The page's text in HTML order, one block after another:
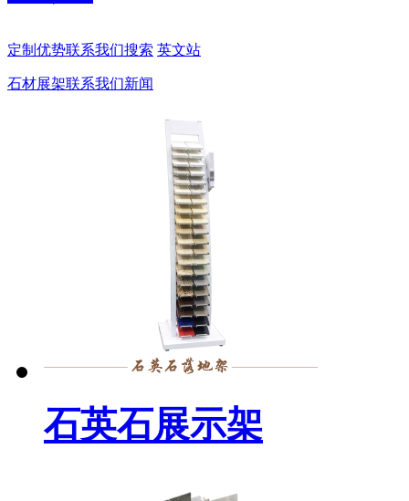
定制 优势联系我们搜索 英文站
石材展架联系我们新闻
石英石展示架